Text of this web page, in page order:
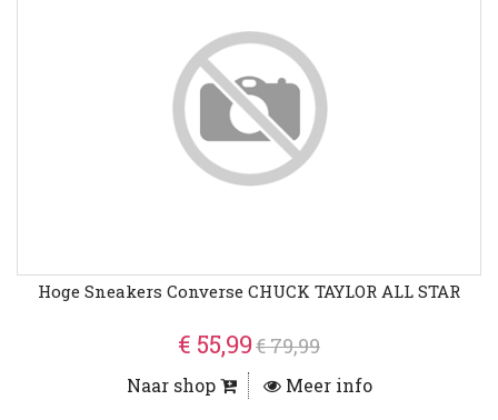
Hoge Sneakers Converse CHUCK TAYLOR ALL STAR
€ 55,99€ 79,99
Naar shop Meer info